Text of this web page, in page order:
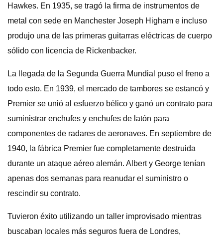
Hawkes. En 1935, se tragó la firma de instrumentos de
metal con sede en Manchester Joseph Higham e incluso
produjo una de las primeras guitarras eléctricas de cuerpo
sólido con licencia de Rickenbacker.
La llegada de la Segunda Guerra Mundial puso el freno a
todo esto. En 1939, el mercado de tambores se estancó y
Premier se unió al esfuerzo bélico y ganó un contrato para
suministrar enchufes y enchufes de latón para
componentes de radares de aeronaves. En septiembre de
1940, la fábrica Premier fue completamente destruida
durante un ataque aéreo alemán. Albert y George tenían
apenas dos semanas para reanudar el suministro o
rescindir su contrato.
Tuvieron éxito utilizando un taller improvisado mientras
buscaban locales más seguros fuera de Londres,